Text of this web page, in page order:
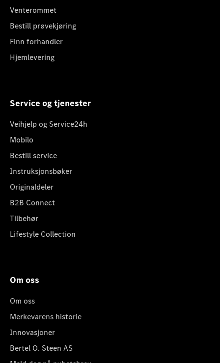
Venterommet
Bestill prøvekjøring
Finn forhandler
Hjemlevering
Service og tjenester
Veihjelp og Service24h
Mobilo
Bestill service
Instruksjonsbøker
Originaldeler
B2B Connect
Tilbehør
Lifestyle Collection
Om oss
Om oss
Merkevarens historie
Innovasjoner
Bertel O. Steen AS